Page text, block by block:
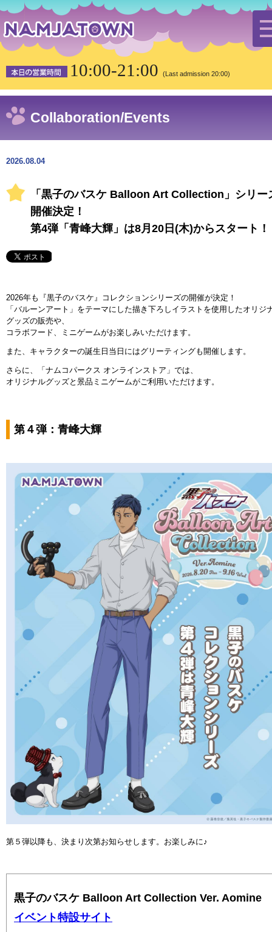
10:00-21:00 (Last admission 20:00)
「黒子のバスケ Balloon Art Collection」シリーズ開催決定！第4弾「青峰大
Collaboration/Events
2026.08.04
「黒子のバスケ Balloon Art Collection」シリー
開催決定！
第4弾「青峰大輝」は8月20日(木)からスタート！
2026年も『黒子のバスケ』コレクションシリーズの開催が決定！
「バルーンアート」をテーマにした描き下ろしイラストを使用したオリジ
グッズの販売や、
コラボフード、ミニゲームがお楽しみいただけます。
また、キャラクターの誕生日当日にはグリーティングも開催します。
さらに、「ナムコパークス オンラインストア」では、
オリジナルグッズと景品ミニゲームがご利用いただけます。
第４弾：青峰大輝
第５弾以降も、決まり次第お知らせします。お楽しみに♪
黒子のバスケ Balloon Art Collection Ver. Aomine
イベント特設サイト